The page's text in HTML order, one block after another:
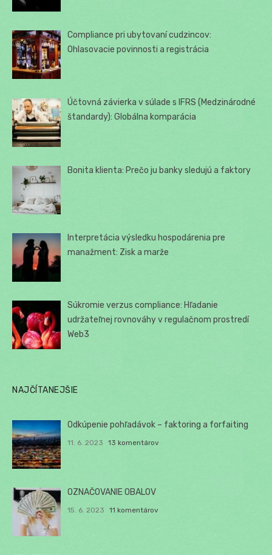
Compliance pri ubytovaní cudzincov:
Ohlasovacie povinnosti a registrácia
Účtovná závierka v súlade s IFRS (Medzinárodné
štandardy): Globálna komparácia
Bonita klienta: Prečo ju banky sledujú a faktory
Interpretácia výsledku hospodárenia pre
manažment: Zisk a marže
Súkromie verzus compliance: Hľadanie
udržateľnej rovnováhy v regulačnom prostredí
Web3
NAJČÍTANEJŠIE
Odkúpenie pohľadávok – faktoring a forfaiting
11. 6. 2023 13 komentárov
OZNAČOVANIE OBALOV
15. 6. 2023 11 komentárov